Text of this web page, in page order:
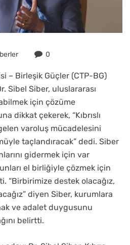
0
– Birleşik Güçler (CTP-BG)
Sibel Siber, uluslararası
için çözüme
dikkat çekerek, “Kıbrıslı
varoluş mücadelesini
taçlandıracak” dedi. Siber
gidermek için var
el birliğiyle çözmek için
“Birbirimize destek olacağız,
diyen Siber, kurumlara
ve adalet duygusunu
belirtti.